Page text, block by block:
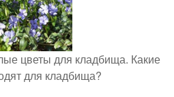
цветы для кладбища. Какие
для кладбища?